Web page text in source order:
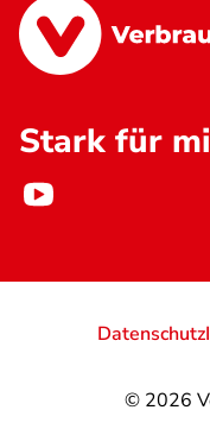
Stark für
© 2026
Datenschutz